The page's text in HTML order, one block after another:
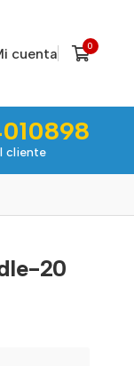
cuenta 0
cliente
20